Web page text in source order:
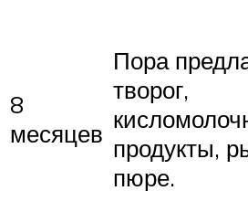
8
месяцев
Пора
творог,
продукты,
пюре.